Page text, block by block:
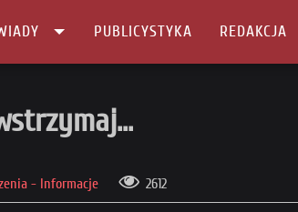
PUBLICYSTYKA REDAKCJA
- Informacje 2612